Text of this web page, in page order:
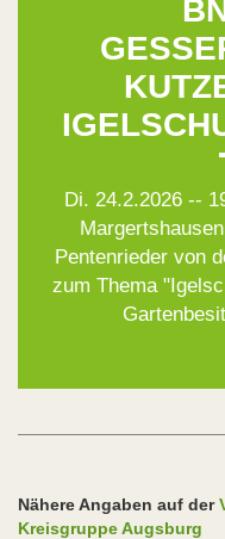
Di. 24.2.2026 --
Pentenrieder von
zum Thema
Nähere Angaben auf der
Kreisgruppe Augsburg